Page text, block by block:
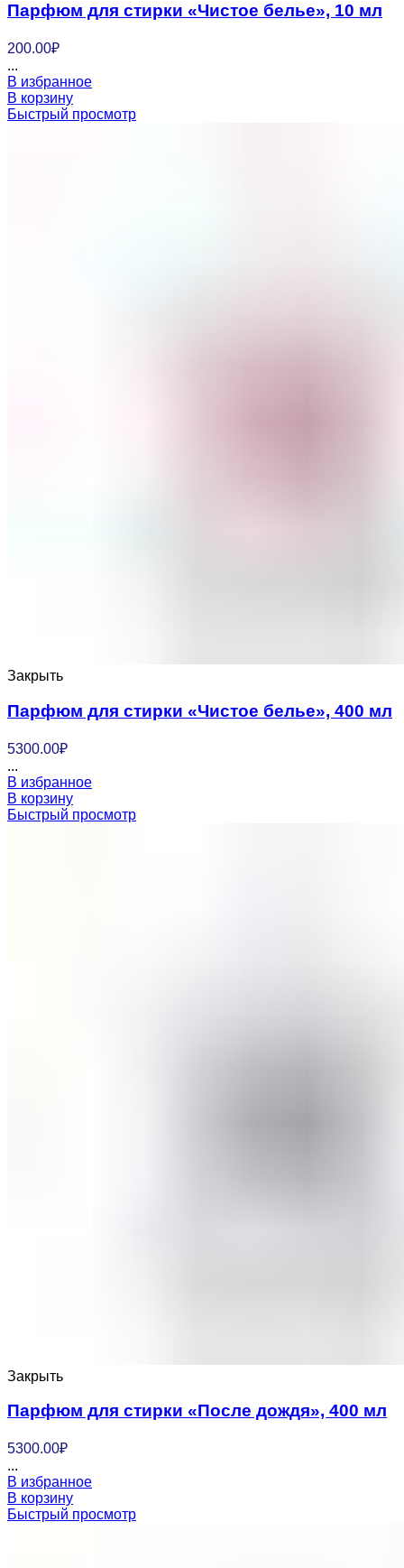
Парфюм для стирки «Чистое белье», 10 мл
200.00₽
...
В избранное
В корзину
Быстрый просмотр
Закрыть
Парфюм для стирки «Чистое белье», 400 мл
5300.00₽
...
В избранное
В корзину
Быстрый просмотр
Закрыть
Парфюм для стирки «После дождя», 400 мл
5300.00₽
...
В избранное
В корзину
Быстрый просмотр